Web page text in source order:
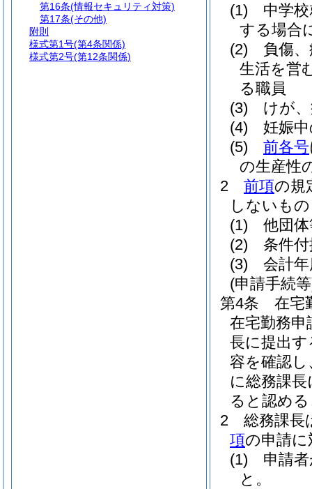
(1)
中学
する場合
(2)
負傷
生活を営
る職員
(3)
けが
(4)
妊娠
(5)
前各号
の生産性
2
前項の規
しないも
(1)
他団
(2)
条件
(3)
会計
(申請手続
第4条
在宅
在宅勤務申
長に提出
容を確認
に総務課
ると認め
2
総務課長
項の申請
(1)
申請
と。
第16条(情報セキュリティ対策)
第17条(その他)
附則
様式第1号(第4条関係)
様式第2号(第12条関係)